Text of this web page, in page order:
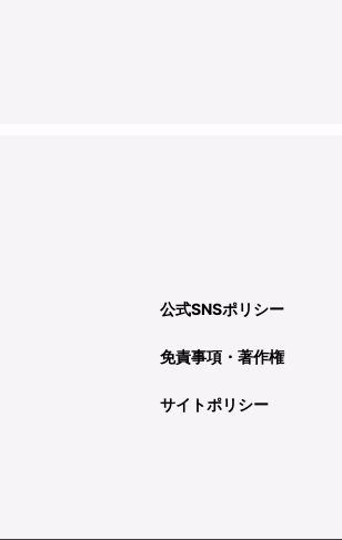
公式SNSポリシー
免責事項・著作権
サイトポリシー